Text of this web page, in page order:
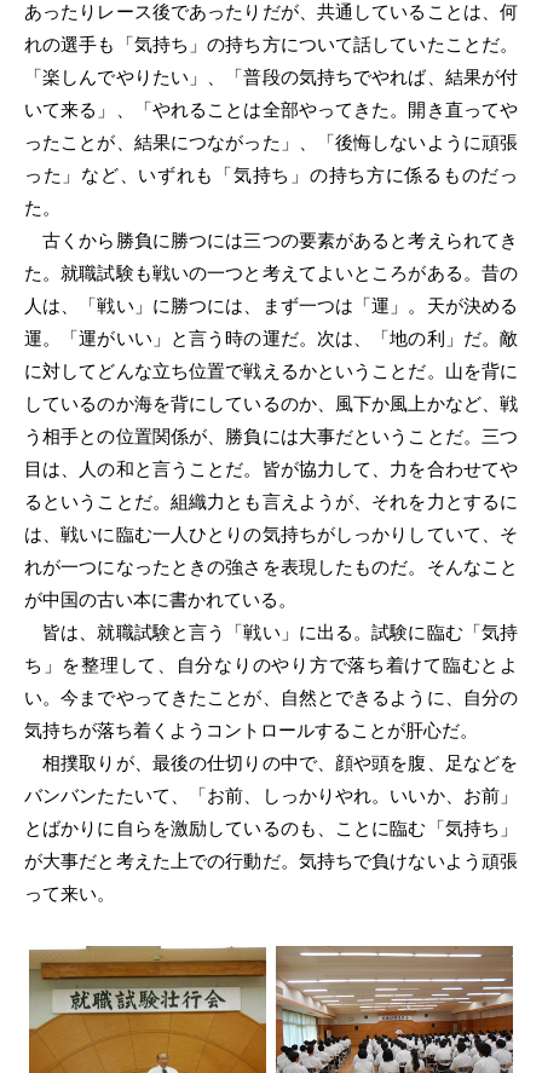
あったりレース後であったりだが、共通していることは、何
れの選手も「気持ち」の持ち方について話していたことだ。
「楽しんでやりたい」、「普段の気持ちでやれば、結果が付
いて来る」、「やれることは全部やってきた。開き直ってや
ったことが、結果につながった」、「後悔しないように頑張
った」など、いずれも「気持ち」の持ち方に係るものだっ
た。
古くから勝負に勝つには三つの要素があると考えられてき
た。就職試験も戦いの一つと考えてよいところがある。昔の
人は、「戦い」に勝つには、まず一つは「運」。天が決める
運。「運がいい」と言う時の運だ。次は、「地の利」だ。敵
に対してどんな立ち位置で戦えるかということだ。山を背に
しているのか海を背にしているのか、風下か風上かなど、戦
う相手との位置関係が、勝負には大事だということだ。三つ
目は、人の和と言うことだ。皆が協力して、力を合わせてや
るということだ。組織力とも言えようが、それを力とするに
は、戦いに臨む一人ひとりの気持ちがしっかりしていて、そ
れが一つになったときの強さを表現したものだ。そんなこと
が中国の古い本に書かれている。
皆は、就職試験と言う「戦い」に出る。試験に臨む「気持
ち」を整理して、自分なりのやり方で落ち着けて臨むとよ
い。今までやってきたことが、自然とできるように、自分の
気持ちが落ち着くようコントロールすることが肝心だ。
相撲取りが、最後の仕切りの中で、顔や頭を腹、足などを
バンバンたたいて、「お前、しっかりやれ。いいか、お前」
とばかりに自らを激励しているのも、ことに臨む「気持ち」
が大事だと考えた上での行動だ。気持ちで負けないよう頑張
って来い。